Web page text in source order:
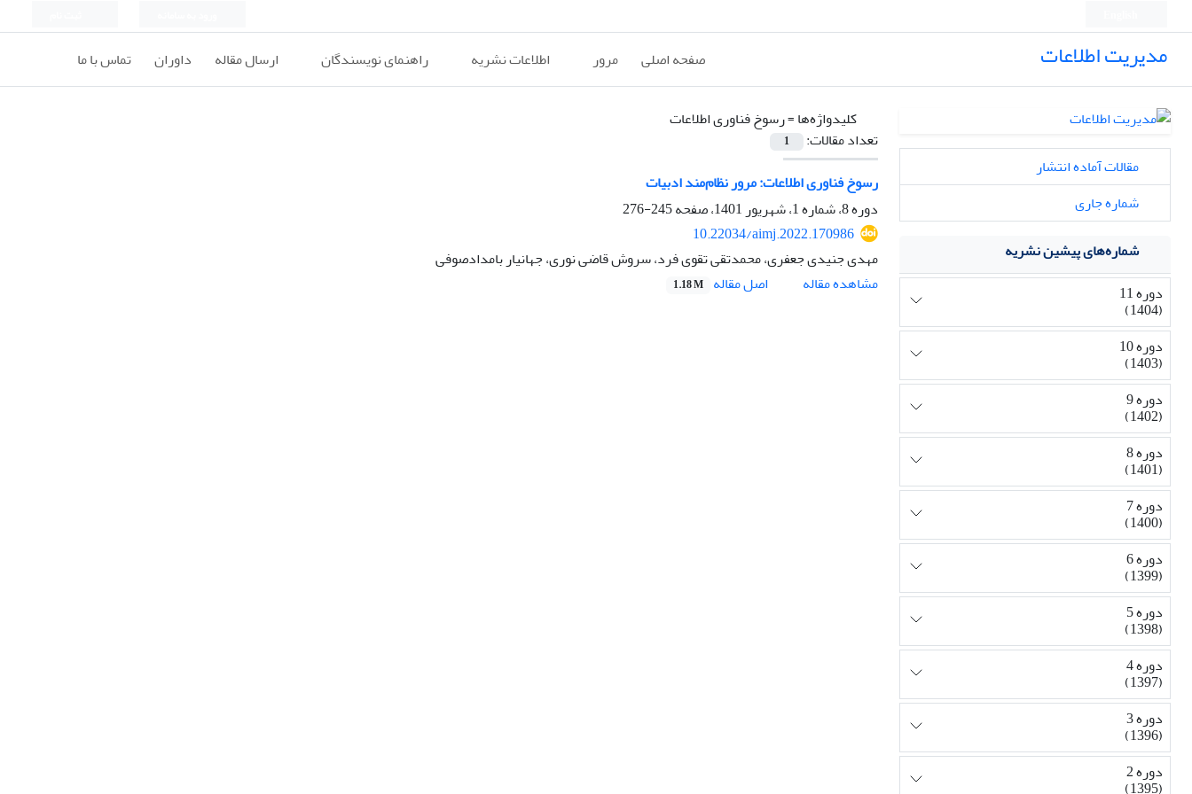
مدیریت اطلاعات صفحه اصلی مرور اطلاعات نشریه راهنمای نویسندگان ارسال مقاله داوران تماس با ما
کلیدواژه‌ها =رسوخ فناوری اطلاعات
تعداد مقالات:
1
رسوخ فناوری اطلاعات: مرور نظام‌مند ادبیات
دوره 8، شماره 1، شهریور 1401، صفحه
245-276
10.22034/aimj.2022.170986
مهدی جنیدی جعفری، محمدتقی تقوی فرد، سروش قاض‍ی نوری، جهانیار بامدادصوفی
مشاهده مقاله
اصل مقاله 1.18 M
مقالات آماده انتشار
شماره جاری
شماره‌های پیشین نشریه
دوره 11
(1404)
دوره 10
(1403)
دوره 9
(1402)
دوره 8
(1401)
دوره 7
(1400)
دوره 6
(1399)
دوره 5
(1398)
دوره 4
(1397)
دوره 3
(1396)
دوره 2